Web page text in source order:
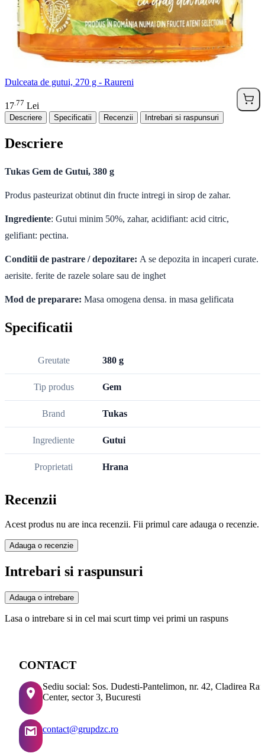
Dulceata de gutui, 270 g - Raureni
17 77 Lei
Descriere Specificatii Recenzii Intrebari si raspunsuri
Descriere
Tukas Gem de Gutui, 380 g
Produs pasteurizat obtinut din fructe intregi in sirop de zahar.
Ingrediente: Gutui minim 50%, zahar, acidifiant: acid citric,
gelifiant: pectina.
Conditii de pastrare / depozitare: A se depozita in incaperi curate.
aerisite. ferite de razele solare sau de inghet
Mod de preparare: Masa omogena densa. in masa gelificata
Specificatii
Greutate 380 g
Tip produs Gem
Brand Tukas
Ingrediente Gutui
Proprietati Hrana
Recenzii
Acest produs nu are inca recenzii. Fii primul care adauga o recenzie.
Adauga o recenzie
Intrebari si raspunsuri
Adauga o intrebare
Lasa o intrebare si in cel mai scurt timp vei primi un raspuns
CONTACT
Sediu social: Sos. Dudesti-Pantelimon, nr. 42, Cladirea
Center, sector 3, Bucuresti
contact@grupdzc.ro